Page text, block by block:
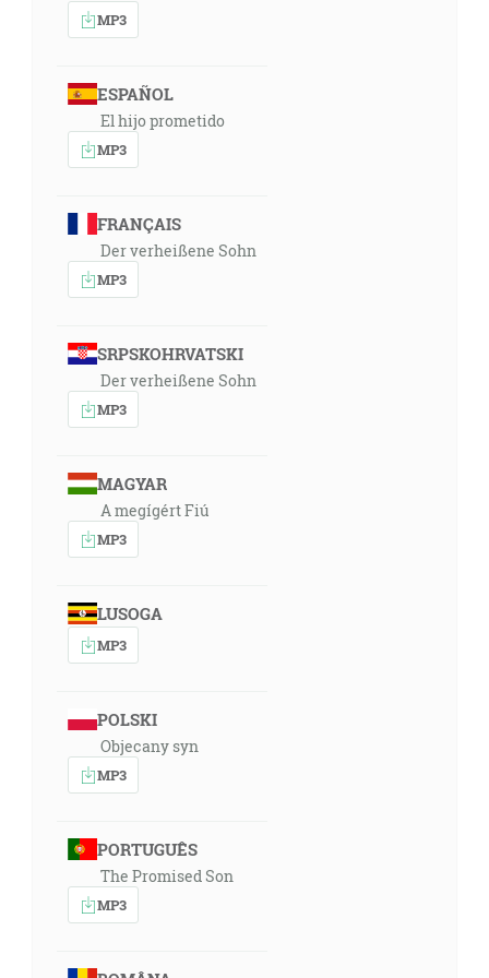
Zimrána, Jokšana, Medana, Madiana, Jišbáka a
Šuacha. A synovia Jokšanovi: Šeba a Dedán. [1Pa 1:32]
zavrel, aby som nerodila; vojdi tedy k mojej dievke, ak
by som azda od nej mala syna. A Abram poslúchol na
hlas Sáraje. [1M 16:2]
Či je azda nejaká vec nemožnou Hospodinovi? Na
určený čas zase sa navrátim k tebe podľa času života,
a Sára bude mať syna. [1M 18:14]
A bude to divoký človek; jeho ruka bude proti
všetkým a ruka všetkých proti nemu, a bude bývať
pred tvárou všetkých svojich bratov. [1M 16:12]
Vtedy vzala Sáraj, žena Abramova, Hagar, Egypťanku,
svoju dievku, po desiatich rokoch, ktoré býval Abram
v zemi Kanaáne, a dala ju Abramovi, svojmu mužovi,
14:46
A Abramovi bolo osemdesiatšesť rokov, keď mu
porodila Hagar Izmaela. [1M 16:16]
15:40
Ale Sáraj, žena Abramova, mu nerodila, a mala dievku
Egypťanku, ktorej bolo meno Hagar. A Sáraj riekla
Abramovi: Nože hľa, Hospodin ma zavrel, aby som
nej mala syna. A Abram poslúchol na hlas Sáraje.
MP3
ESPAÑOL
El hijo prometido
MP3
FRANÇAIS
Der verheißene Sohn
MP3
SRPSKOHRVATSKI
Der verheißene Sohn
MP3
MAGYAR
A megígért Fiú
MP3
LUSOGA
MP3
POLSKI
Objecany syn
MP3
PORTUGUÊS
The Promised Son
MP3